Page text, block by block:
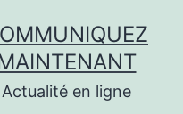
Actualité en ligne